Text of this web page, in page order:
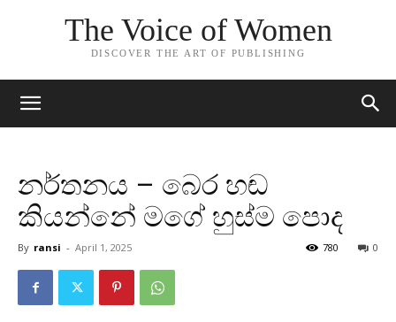
The Voice of Women
DISCOVER THE ART OF PUBLISHING
නර්තනය – බෙර හඬ
කියන්නේ මගේ හුස්ම පොද
By ransi - April 1, 2025 0
780